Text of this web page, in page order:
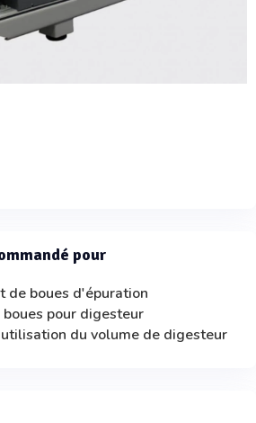
pour
de boues d'épuration
pour digesteur
du volume de digesteur